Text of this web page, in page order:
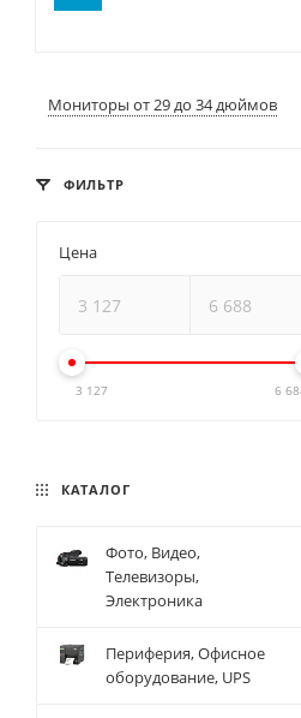
Мониторы от 29 до 34 дюймов
ФИЛЬТР
Цена
3 127 6
КАТАЛОГ
Фото, Видео,
Телевизоры,
Электроника
Периферия, Офисное
оборудование, UPS